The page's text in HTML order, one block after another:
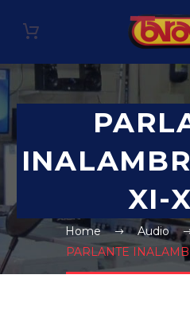
XI-
Home Audio
PARLANTE